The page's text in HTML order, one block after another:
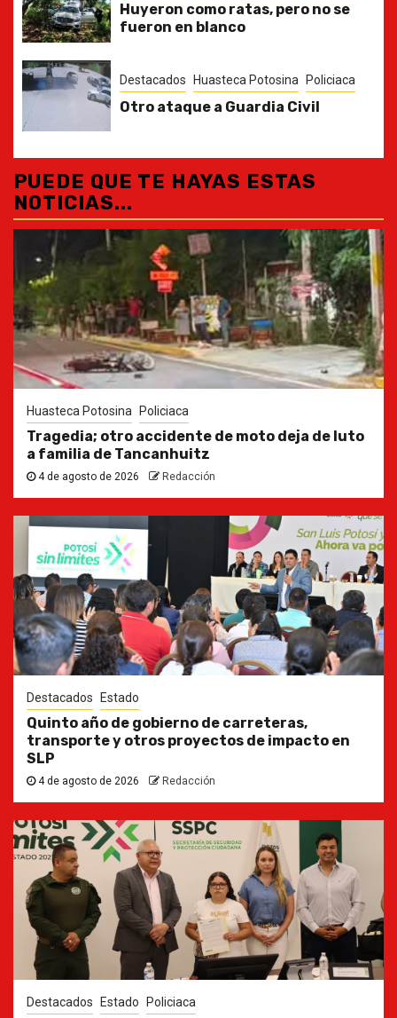
Huyeron como ratas, pero no se
fueron en blanco
Destacados Huasteca Potosina Policiaca
Otro ataque a Guardia Civil
PUEDE QUE TE HAYAS ESTAS
NOTICIAS...
Huasteca Potosina Policiaca
Tragedia; otro accidente de moto deja de luto
a familia de Tancanhuitz
4 de agosto de 2026 Redacción
Destacados Estado
Quinto año de gobierno de carreteras,
transporte y otros proyectos de impacto en
SLP
4 de agosto de 2026 Redacción
Destacados Estado Policiaca